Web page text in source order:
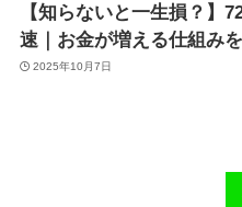
【知らないと一生損？】
速｜お金が増える仕組み
2025年10月7日